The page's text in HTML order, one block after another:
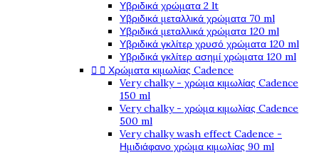
Υβριδικά χρώματα 2 lt
Υβριδικά μεταλλικά χρώματα 70 ml
Υβριδικά μεταλλικά χρώματα 120 ml
Υβριδικά γκλίτερ χρυσό χρώματα 120 ml
Υβριδικά γκλίτερ ασημί χρώματα 120 ml
  Χρώματα κιμωλίας Cadence
Very chalky - χρώμα κιμωλίας Cadence
150 ml
Very chalky - χρώμα κιμωλίας Cadence
500 ml
Very chalky wash effect Cadence -
Ημιδιάφανο χρώμα κιμωλίας 90 ml